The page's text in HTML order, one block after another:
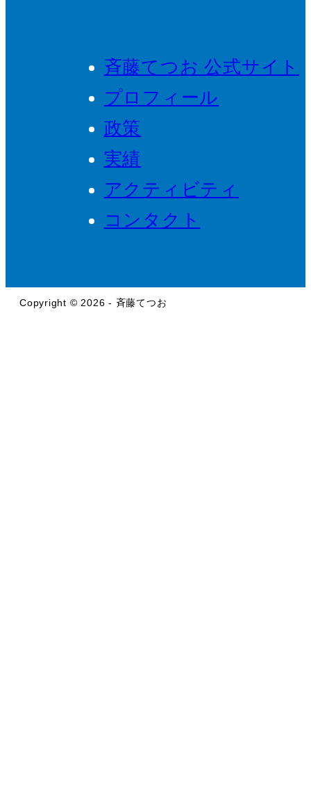
斉藤てつお 公式サイト
プロフィール
政策
実績
アクティビティ
コンタクト
Copyright © 2026 - 斉藤てつお